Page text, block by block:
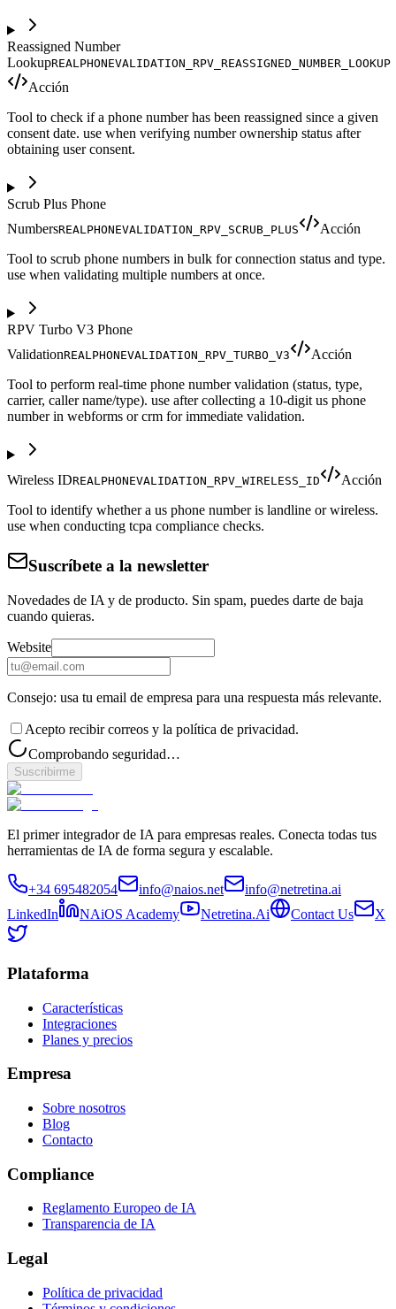
Reassigned Number
LookupREALPHONEVALIDATION_RPV_REASSIGNED_NUMBER_LOOKUP
Acción
Tool to check if a phone number has been reassigned since a given
consent date. use when verifying number ownership status after
obtaining user consent.
Scrub Plus Phone
NumbersREALPHONEVALIDATION_RPV_SCRUB_PLUS
Acción
Tool to scrub phone numbers in bulk for connection status and type.
use when validating multiple numbers at once.
RPV Turbo V3 Phone
ValidationREALPHONEVALIDATION_RPV_TURBO_V3
Acción
Tool to perform real-time phone number validation (status, type,
carrier, caller name/type). use after collecting a 10-digit us phone
number in webforms or crm for immediate validation.
Wireless IDREALPHONEVALIDATION_RPV_WIRELESS_ID
Acción
Tool to identify whether a us phone number is landline or wireless.
use when conducting tcpa compliance checks.
Suscríbete a la newsletter
Novedades de IA y de producto. Sin spam, puedes darte de baja
cuando quieras.
Website
Consejo: usa tu email de empresa para una respuesta más relevante.
Acepto recibir correos y la política de privacidad.
Comprobando seguridad…
Suscribirme
El primer integrador de IA para empresas reales. Conecta todas tus
herramientas de IA de forma segura y escalable.
+34 695482054 info@naios.net
info@netretina.ai
LinkedIn
NAiOS Academy Netretina.Ai Contact Us X
Plataforma
Características
Integraciones
Planes y precios
Empresa
Sobre nosotros
Blog
Contacto
Compliance
Reglamento Europeo de IA
Transparencia de IA
Legal
Política de privacidad